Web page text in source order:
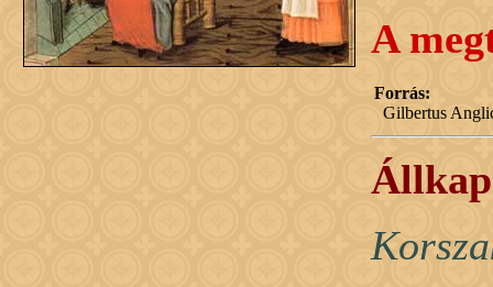
A
Forrás:
Gilbertus